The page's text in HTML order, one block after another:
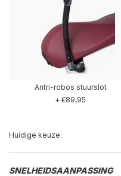
Antri-robos stuurslot
+ €89,95
Huidige keuze:
SNELHEIDSAANPASSING